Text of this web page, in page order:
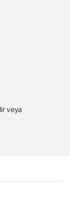
veya